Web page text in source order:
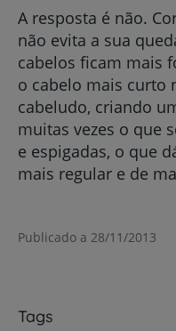
A resposta é não.
não evita a sua
cabelos ficam mais
o cabelo mais curto
cabeludo, criando
muitas vezes o que
e espigadas, o que
mais regular e de
Publicado a 28/11/2013
Tags